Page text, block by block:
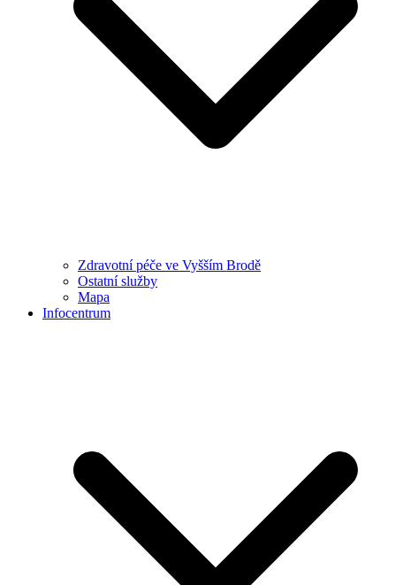
Zdravotní péče ve Vyšším Brodě
Ostatní služby
Mapa
Infocentrum